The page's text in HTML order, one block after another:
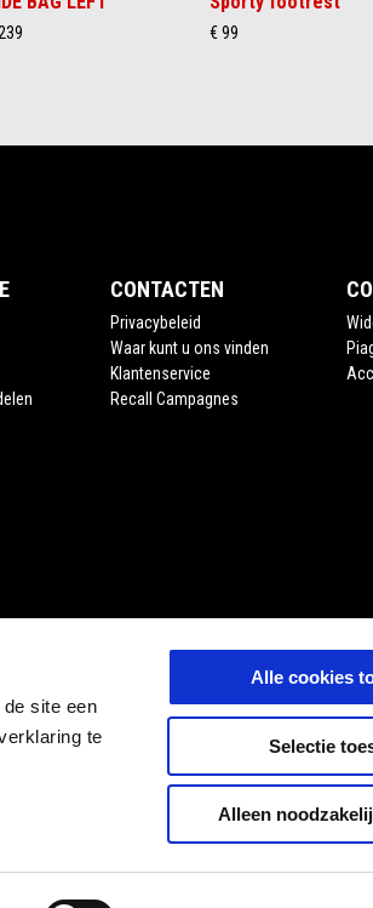
site een
te
Alle cookies
Selectie
Alleen
€ 99
CONTACTEN
Privacybeleid
Waar kunt u ons vinden
Klantenservice
Recall Campagnes